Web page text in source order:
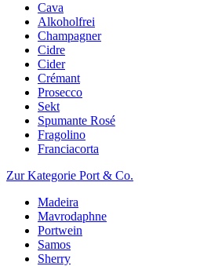
Cava
Alkoholfrei
Champagner
Cidre
Cider
Crémant
Prosecco
Sekt
Spumante Rosé
Fragolino
Franciacorta
Zur Kategorie Port & Co.
Madeira
Mavrodaphne
Portwein
Samos
Sherry